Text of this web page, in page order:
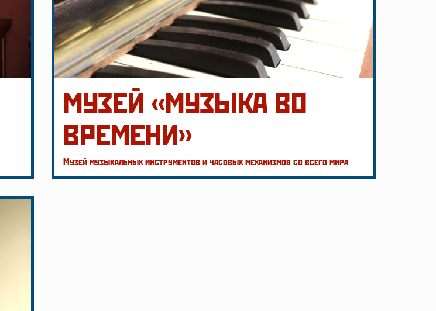
МУЗЕЙ «МУЗЫКА ВО
ВРЕМЕНИ»
Музей музыкальных инструментов и часовых механизмов со всего мира